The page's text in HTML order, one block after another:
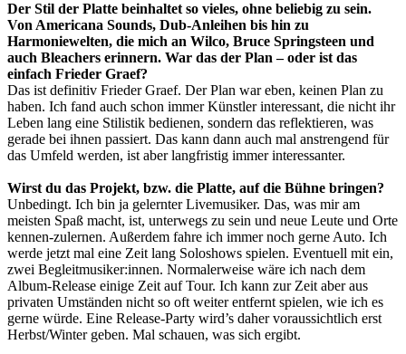
Der Stil der Platte beinhaltet so vieles, ohne beliebig zu sein.
Von Americana Sounds, Dub-Anleihen bis hin zu
Harmoniewelten, die mich an Wilco, Bruce Springsteen und
auch Bleachers erinnern. War das der Plan – oder ist das
einfach Frieder Graef?
Das ist definitiv Frieder Graef. Der Plan war eben, keinen Plan zu
haben. Ich fand auch schon immer Künstler interessant, die nicht ihr
Leben lang eine Stilistik bedienen, sondern das reflektieren, was
gerade bei ihnen passiert. Das kann dann auch mal anstrengend für
das Umfeld werden, ist aber langfristig immer interessanter.
Wirst du das Projekt, bzw. die Platte, auf die Bühne bringen?
Unbedingt. Ich bin ja gelernter Livemusiker. Das, was mir am
meisten Spaß macht, ist, unterwegs zu sein und neue Leute und Orte
kennen-zulernen. Außerdem fahre ich immer noch gerne Auto. Ich
werde jetzt mal eine Zeit lang Soloshows spielen. Eventuell mit ein,
zwei Begleitmusiker:innen. Normalerweise wäre ich nach dem
Album-Release einige Zeit auf Tour. Ich kann zur Zeit aber aus
privaten Umständen nicht so oft weiter entfernt spielen, wie ich es
gerne würde. Eine Release-Party wird’s daher voraussichtlich erst
Herbst/Winter geben. Mal schauen, was sich ergibt.